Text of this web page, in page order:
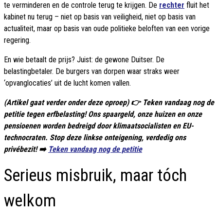
te verminderen en de controle terug te krijgen. De rechter fluit het
kabinet nu terug – niet op basis van veiligheid, niet op basis van
actualiteit, maar op basis van oude politieke beloften van een vorige
regering.
En wie betaalt de prijs? Juist: de gewone Duitser. De
belastingbetaler. De burgers van dorpen waar straks weer
‘opvanglocaties’ uit de lucht komen vallen.
(Artikel gaat verder onder deze oproep) 👉 Teken vandaag nog de
petitie tegen erfbelasting! Ons spaargeld, onze huizen en onze
pensioenen worden bedreigd door klimaatsocialisten en EU-
technocraten. Stop deze linkse onteigening, verdedig ons
privébezit! ➡️ Teken vandaag nog de petitie
Serieus misbruik, maar tóch
welkom